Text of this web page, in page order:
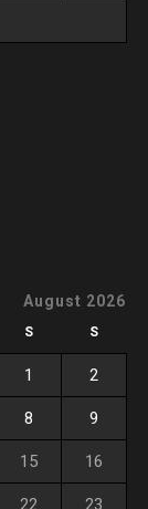
August 2026
S S
1 2
8 9
15 16
22 23